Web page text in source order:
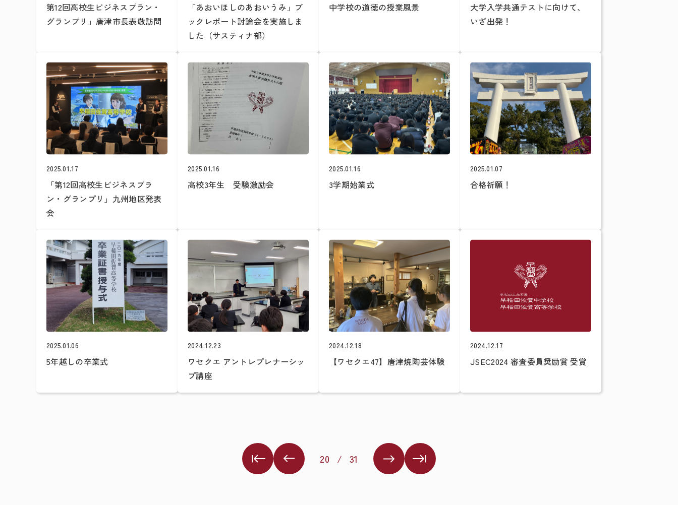
第12回高校生ビジネスプラン・
グランプリ」唐津市長表敬訪問
「あおいほしのあおいうみ」ブ
ックレポート討論会を実施しま
した（サスティナ部）
中学校の道徳の授業風景
大学入学共通テストに向けて、
いざ出発！
2025.01.17
「第12回高校生ビジネスプラ
ン・グランプリ」九州地区発表
会
2025.01.16
高校3年生 受験激励会
2025.01.16
3学期始業式
2025.01.07
合格祈願！
2025.01.06
5年越しの卒業式
2024.12.23
ワセクエ アントレプレナーシッ
プ講座
2024.12.18
【ワセクエ47】唐津焼陶芸体験
2024.12.17
JSEC2024 審査委員奨励賞 受賞
20 / 31